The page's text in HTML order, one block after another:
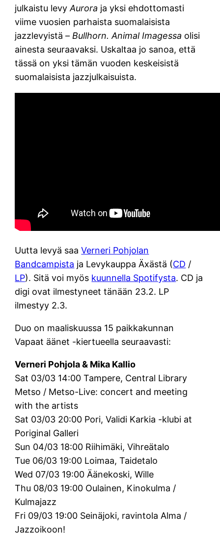
julkaistu levyAurora ja yksi ehdottomasti
viime vuosien parhaista suomalaisista
jazzlevyistä – Bullhorn.Animal Imagessa olisi
ainesta seuraavaksi. Uskaltaa jo sanoa, että
tässä on yksi tämän vuoden keskeisistä
suomalaisista jazzjulkaisuista.
Uutta levyä saaVerneri Pohjolan
Bandcampista ja Levykauppa Äxästä (CD /
LP). Sitä voi myös kuunnella Spotifysta. CD ja
digi ovat ilmestyneet tänään 23.2. LP
ilmestyy 2.3.
Duo on maaliskuussa 15 paikkakunnan
Vapaat äänet -kiertueella seuraavasti:
Verneri Pohjola & Mika Kallio
Sat 03/03 14:00 Tampere, Central Library
Metso / Metso-Live: concert and meeting
with the artists
Sat 03/03 20:00 Pori, Validi Karkia -klubi at
Poriginal Galleri
Sun 04/03 18:00 Riihimäki, Vihreätalo
Tue 06/03 19:00 Loimaa, Taidetalo
Wed 07/03 19:00 Äänekoski, Wille
Thu 08/03 19:00 Oulainen, Kinokulma /
Kulmajazz
Fri 09/03 19:00 Seinäjoki, ravintola Alma /
Jazzoikoon!